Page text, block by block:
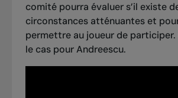
comité pourra évaluer s’il existe
circonstances atténuantes et
permettre au joueur de participer.
le cas pour Andreescu.